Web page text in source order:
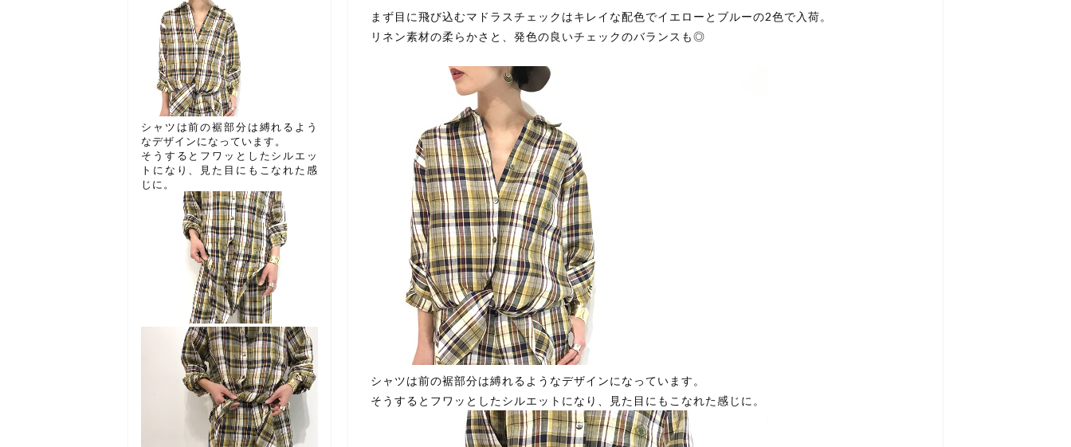
まず目に飛び込むマドラスチェックはキレイな配色でイエローとブルーの2色で入荷。
リネン素材の柔らかさと、発色の良いチェックのバランスも◎
シャツは前の裾部分は縛れるようなデザインになっています。
そうするとフワッとしたシルエットになり、見た目にもこなれた感じに。
シャツは前の裾部分は縛れるよう
なデザインになっています。
そうするとフワッとしたシルエッ
トになり、見た目にもこなれた感
じに。